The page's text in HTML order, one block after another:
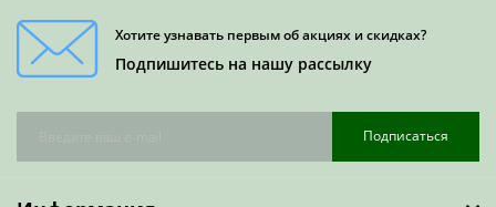
Хотите узнавать первым об акциях и скидках?
Подпишитесь на нашу рассылку
Подписаться